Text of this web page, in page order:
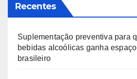
Recentes
Suplementação preventiva para
bebidas alcoólicas ganha
brasileiro